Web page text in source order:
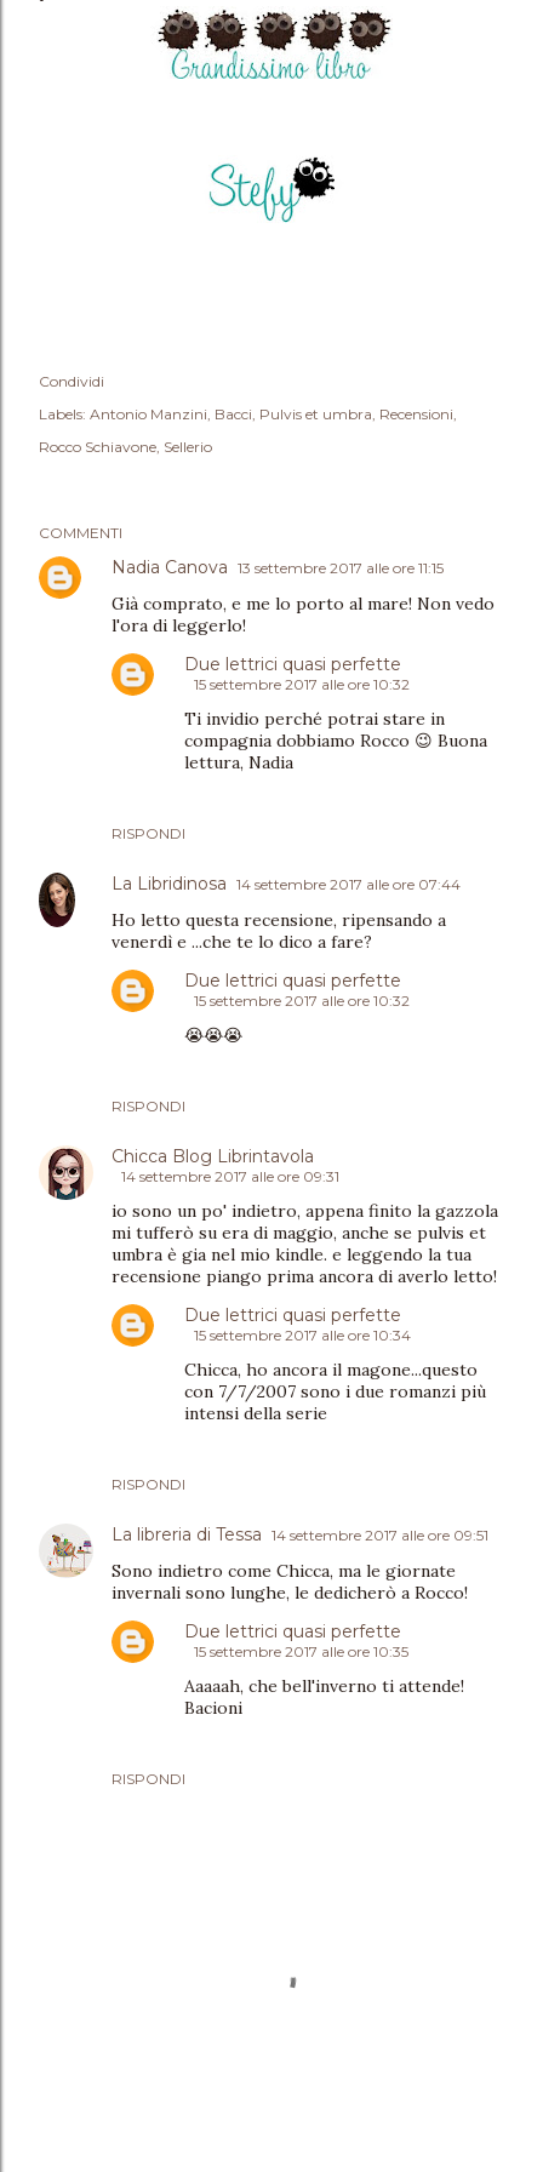
Condividi
Labels: Antonio Manzini Bacci Pulvis et umbra Recensioni
Rocco Schiavone Sellerio
COMMENTI
Nadia Canova 13 settembre 2017 alle ore 11:15
Già comprato, e me lo porto al mare! Non vedo
l'ora di leggerlo!
RISPONDI
Due lettrici quasi perfette
15 settembre 2017 alle ore 10:32
Ti invidio perché potrai stare in
compagnia dobbiamo Rocco 😉 Buona
lettura, Nadia
La Libridinosa 14 settembre 2017 alle ore 07:44
Ho letto questa recensione, ripensando a
venerdì e ...che te lo dico a fare?
RISPONDI
Due lettrici quasi perfette
15 settembre 2017 alle ore 10:32
😭😭😭
Chicca Blog Librintavola
14 settembre 2017 alle ore 09:31
io sono un po' indietro, appena finito la gazzola
mi tufferò su era di maggio, anche se pulvis et
umbra è gia nel mio kindle. e leggendo la tua
recensione piango prima ancora di averlo letto!
RISPONDI
Due lettrici quasi perfette
15 settembre 2017 alle ore 10:34
Chicca, ho ancora il magone...questo
con 7/7/2007 sono i due romanzi più
intensi della serie
La libreria di Tessa 14 settembre 2017 alle ore 09:51
Sono indietro come Chicca, ma le giornate
invernali sono lunghe, le dedicherò a Rocco!
RISPONDI
Due lettrici quasi perfette
15 settembre 2017 alle ore 10:35
Aaaaah, che bell'inverno ti attende!
Bacioni